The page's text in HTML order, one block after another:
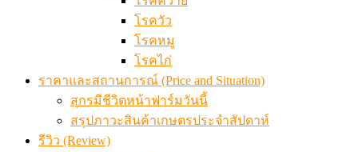
โรควัว
โรคหมู
โรคไก่
ราคาและสถานการณ์ (Price and Situation)
สุกรมีชีวิตหน้าฟาร์มวันนี้
สรุปภาวะสินค้าเกษตรประจำสัปดาห์
รีวิว (Review)